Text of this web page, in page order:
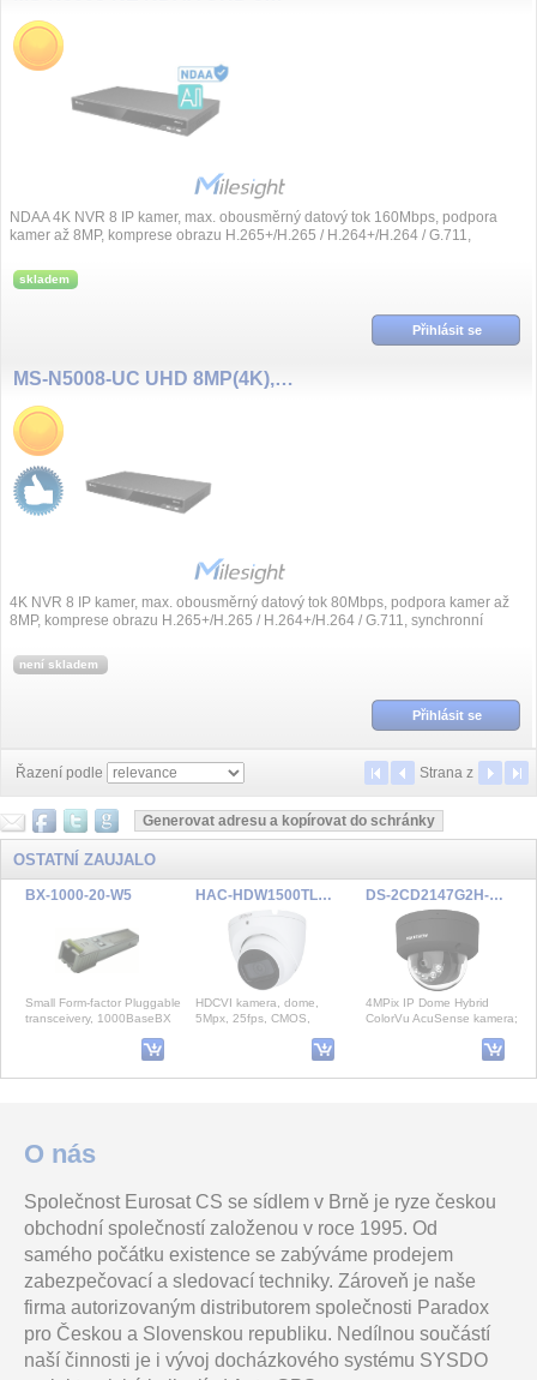
NDAA 4K NVR 8 IP kamer, max. obousměrný datový tok 160Mbps, podpora
kamer až 8MP, komprese obrazu H.265+/H.265 / H.264+/H.264 / G.711,
skladem
Přihlásit se
MS-N5008-UC UHD 8MP(4K), 8 kanál NVR, bez PoE
4K NVR 8 IP kamer, max. obousměrný datový tok 80Mbps, podpora kamer až
8MP, komprese obrazu H.265+/H.265 / H.264+/H.264 / G.711, synchronní
není skladem
Přihlásit se
Řazení podle Strana z
OSTATNÍ ZAUJALO
BX-1000-20-W5
Small Form-factor Pluggable
transceivery, 1000BaseBX
HAC-HDW1500TLM-A-POC-0280B-S2
HDCVI kamera, dome,
5Mpx, 25fps, CMOS,
IR30m, IP67, mikrofon, DC
DS-2CD2147G2H-LISU(2.8mm)/eF/BLACK
4MPix IP Dome Hybrid
ColorVu AcuSense kamera;
Bezuhlíková akumulátorová
příklepová vrtačka s
extrémně kompaktní
konstrukcí pro univerz
4 254.75 Kč
vč. DPH 5 148.25 Kč
Duální PIR/MW pohybový
detektor s kombinovanou
digitální technologii detekce
pomocí PIR a MW a
Kontroler, pro 4 dveře, pro
4x RS-485/Wiegand čtečku,
Ajax SoloButton (2-gang) black (45119) - Tlačítko pro LightSwitch (spínač řazení 5) SB 18 LTX BL Q I Akumulátorová příklepová vrtačka
O nás
Společnost Eurosat CS se sídlem v Brně je ryze českou
obchodní společností založenou v roce 1995. Od
samého počátku existence se zabýváme prodejem
zabezpečovací a sledovací techniky. Zároveň je naše
firma autorizovaným distributorem společnosti Paradox
pro Českou a Slovenskou republiku. Nedílnou součástí
naší činnosti je i vývoj docházkového systému SYSDO